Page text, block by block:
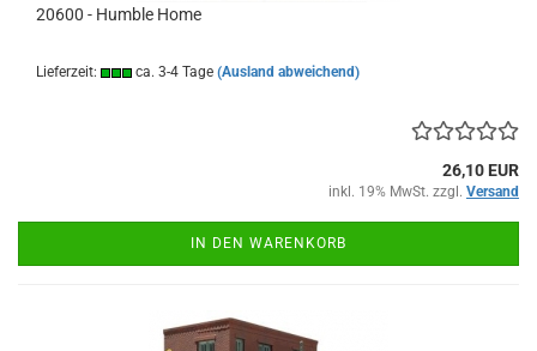
20600 - Humble Home
Lieferzeit: ca. 3-4 Tage (Ausland abweichend)
26,10 EUR
inkl. 19% MwSt. zzgl. Versand
IN DEN WARENKORB